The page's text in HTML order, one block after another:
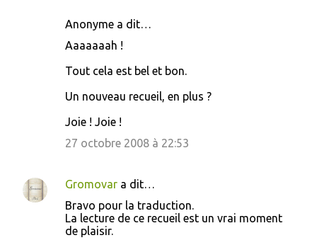
Anonyme a dit…
Aaaaaaah !
Tout cela est bel et bon.
Un nouveau recueil, en plus ?
Joie ! Joie !
27 octobre 2008 à 22:53
Gromovar a dit…
Bravo pour la traduction.
La lecture de ce recueil est un vrai moment
de plaisir.